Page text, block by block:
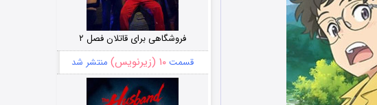
فروشگاهی برای قاتلان فصل ۲
قسمت۱۰ (زیرنویس) منتشر شد